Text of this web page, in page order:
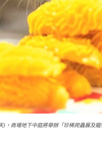
商場地下中庭將舉辦「珍稀爬蟲展及寵